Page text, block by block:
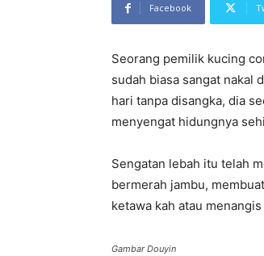
Facebook
Seorang pemilik kucing
sudah biasa sangat nakal
hari tanpa disangka, dia
menyengat hidungnya
Sengatan lebah itu telah
bermerah jambu,
ketawa kah atau
Gambar Douyin